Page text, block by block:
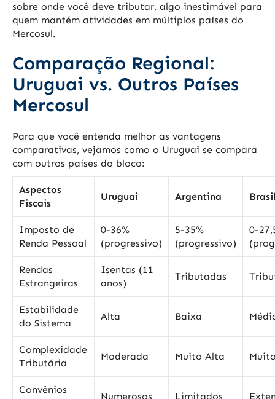
sobre onde você deve tributar, algo inestimável para
quem mantém atividades em múltiplos países do
Mercosul.
Comparação Regional:
Uruguai vs. Outros Países
Mercosul
Para que você entenda melhor as vantagens
comparativas, vejamos como o Uruguai se compara
com outros países do bloco:
Aspectos
Fiscais
Uruguai Argentina Brasil
Imposto de
Renda Pessoal
0-36%
(progressivo)
5-35%
(progressivo)
0-
Rendas
Estrangeiras
Isentas (11
anos)
Tributadas
Estabilidade
do Sistema
Alta Baixa
Complexidade
Tributária
Moderada Muito Alta
Convênios
Numerosos Limitados